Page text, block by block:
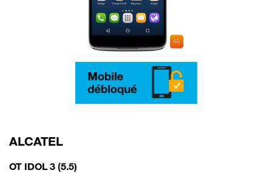
ALCATEL
OT IDOL 3 (5.5)